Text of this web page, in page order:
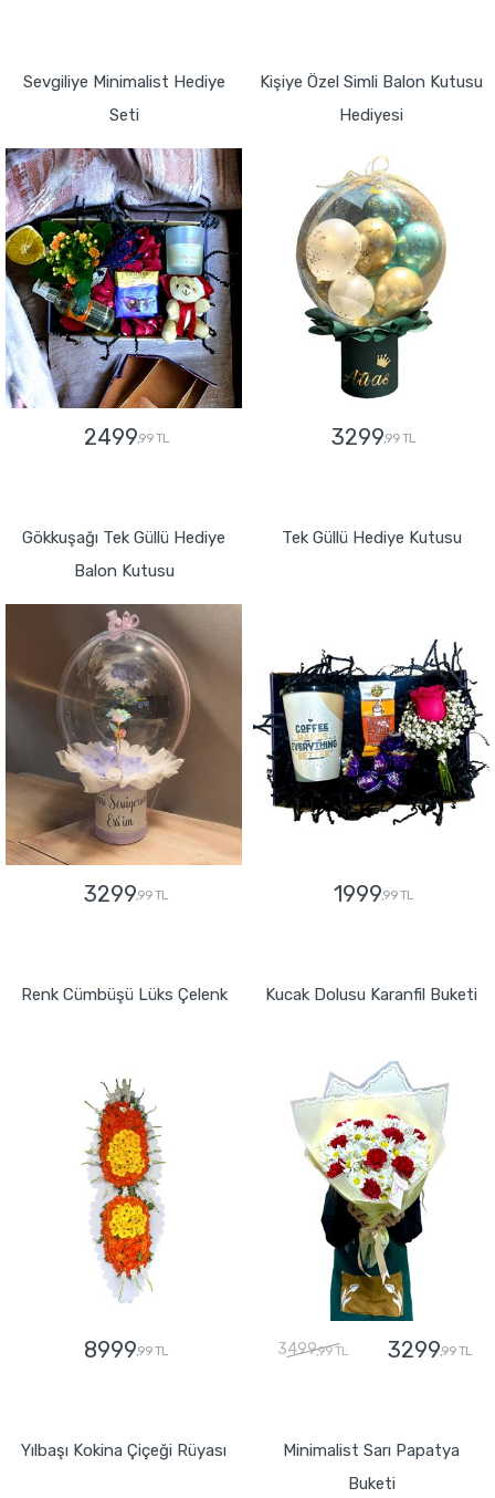
Sevgiliye Minimalist Hediye
Seti
2499,99 TL
Kişiye Özel Simli Balon Kutusu
Hediyesi
3299,99 TL
Gökkuşağı Tek Güllü Hediye
Balon Kutusu
3299,99 TL
Tek Güllü Hediye Kutusu
1999,99 TL
Renk Cümbüşü Lüks Çelenk
8999,99 TL
Kucak Dolusu Karanfil Buketi
3499,99 TL 3299,99 TL
Yılbaşı Kokina Çiçeği Rüyası
Minimalist Sarı Papatya
Buketi